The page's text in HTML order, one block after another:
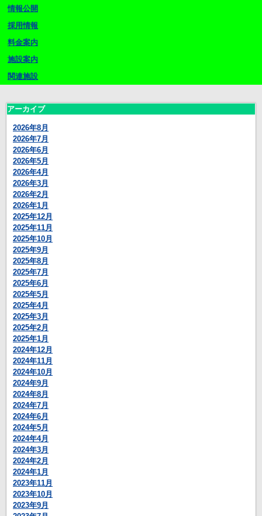
情報公開
採用情報
料金案内
施設案内
関連施設
アーカイブ
2026年8月
2026年7月
2026年6月
2026年5月
2026年4月
2026年3月
2026年2月
2026年1月
2025年12月
2025年11月
2025年10月
2025年9月
2025年8月
2025年7月
2025年6月
2025年5月
2025年4月
2025年3月
2025年2月
2025年1月
2024年12月
2024年11月
2024年10月
2024年9月
2024年8月
2024年7月
2024年6月
2024年5月
2024年4月
2024年3月
2024年2月
2024年1月
2023年11月
2023年10月
2023年9月